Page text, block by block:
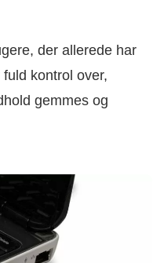
der allerede har
kontrol over,
gemmes og